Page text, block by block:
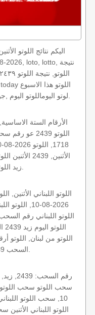
الأرقام الستة الاساسية,
اللوتو اللبناني الأثنين,
2026-08-10,
10, سحب اللوتو
اللوتو اللبناني